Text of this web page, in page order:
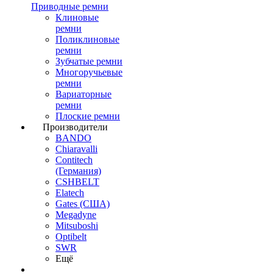
Приводные ремни
Клиновые
ремни
Поликлиновые
ремни
Зубчатые ремни
Многоручьевые
ремни
Вариаторные
ремни
Плоские ремни
Производители
BANDO
Chiaravalli
Contitech
(Германия)
CSHBELT
Elatech
Gates (США)
Megadyne
Mitsuboshi
Optibelt
SWR
Ещё